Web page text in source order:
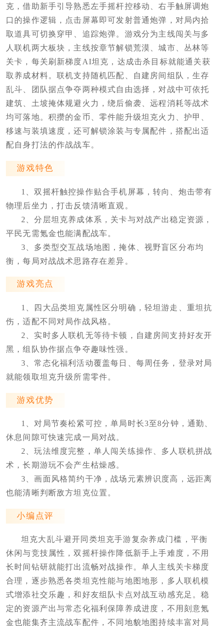
克，借助新手引导熟悉左手摇杆控移动、右手触屏调炮
口的操作逻辑，点击屏幕即可发射普通炮弹，对局内拾
取道具可切换穿甲、追踪炮弹。游戏分为主线闯关与多
人联机两大板块，主线按章节解锁荒漠、城市、丛林等
关卡，每关刷新梯度AI坦克，达成击杀目标就能通关获
取养成材料。联机支持随机匹配、自建房间组队，生存
乱斗、团队据点争夺两种模式自由选择，对战中可依托
建筑、土坡掩体规避火力，绕后偷袭、远程消耗等战术
均可落地。积攒的金币、零件能升级坦克火力、护甲、
移速与装填速度，还可解锁涂装与专属配件，搭配出适
配自身打法的作战战车。
游戏特色
1、双摇杆触控操作贴合手机屏幕，转向、炮击带有
物理后坐力，打击反馈清晰直观。
2、分层坦克养成体系，关卡与对战产出稳定资源，
平民无需氪金也能满配战车。
3、多类型交互战场地图，掩体、视野盲区分布均
衡，每局对战战术思路存在差异。
游戏亮点
1、四大品类坦克属性区分明确，轻坦游走、重坦抗
伤，适配不同对局作战风格。
2、实时多人联机无等待卡顿，自建房间支持好友开
黑，组队协作据点争夺趣味性强。
3、常态化福利活动覆盖每日、每周任务，登录对局
就能领取坦克升级所需零件。
游戏优势
1、对局节奏松紧可控，单局时长3至8分钟，通勤、
休息间隙可快速完成一局对战。
2、玩法维度完整，单人闯关练操作、多人联机拼战
术，长期游玩不会产生枯燥感。
3、画面风格简约干净，战场元素辨识度高，远距离
也能清晰判断敌方坦克位置。
小编点评
坦克大乱斗避开同类坦克手游复杂养成门槛，平衡
休闲与竞技属性，双摇杆操作降低新手上手难度，不用
长时间钻研就能打出流畅对战操作。单人主线关卡梯度
合理，逐步熟悉各类坦克性能与地图地形，多人联机模
式增添社交乐趣，和好友组队卡点对战互动感充足。稳
定的资源产出与常态化福利保障养成进度，不用刻意氪
金也能集齐主流战车配件，不同地貌地图持续丰富对局